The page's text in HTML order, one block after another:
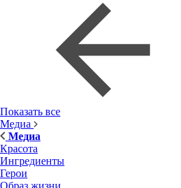
Показать все
Медиа
Медиа
Красота
Ингредиенты
Герои
Образ жизни